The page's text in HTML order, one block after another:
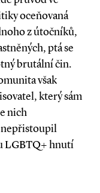
oceňovaná
z útočníků,
ptá se
brutální čin.
však
který sám
nich
nepřistoupil
LGBTQ+ hnutí